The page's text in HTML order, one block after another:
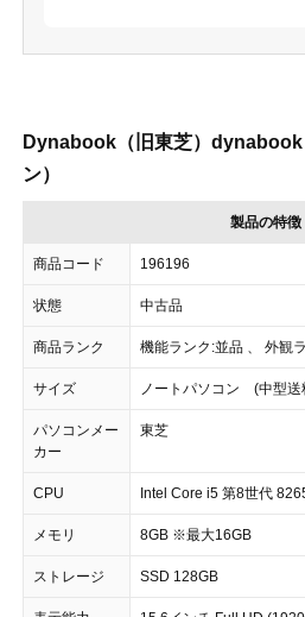
Dynabook（旧東芝）dynabook
ン）
製品の特徴
商品コード 196196
状態 中古品
商品ランク 機能ランク:並品 、 外観
サイズ ノートパソコン (中型送
パソコンメー
カー
東芝
CPU Intel Core i5 第8世代
メモリ 8GB ※最大16GB
ストレージ SSD 128GB